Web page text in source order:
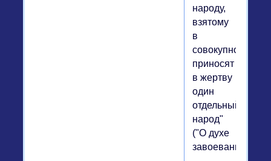
народу,
взятому
в
совокупности,
приносят
в жертву
один
отдельный
народ"
("О духе
завоевания").